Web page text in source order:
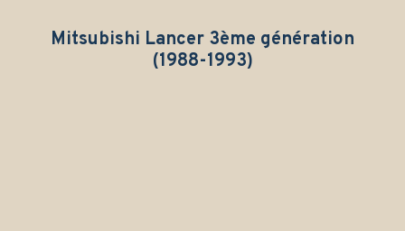
Mitsubishi Lancer 3ème génération
(1988-1993)